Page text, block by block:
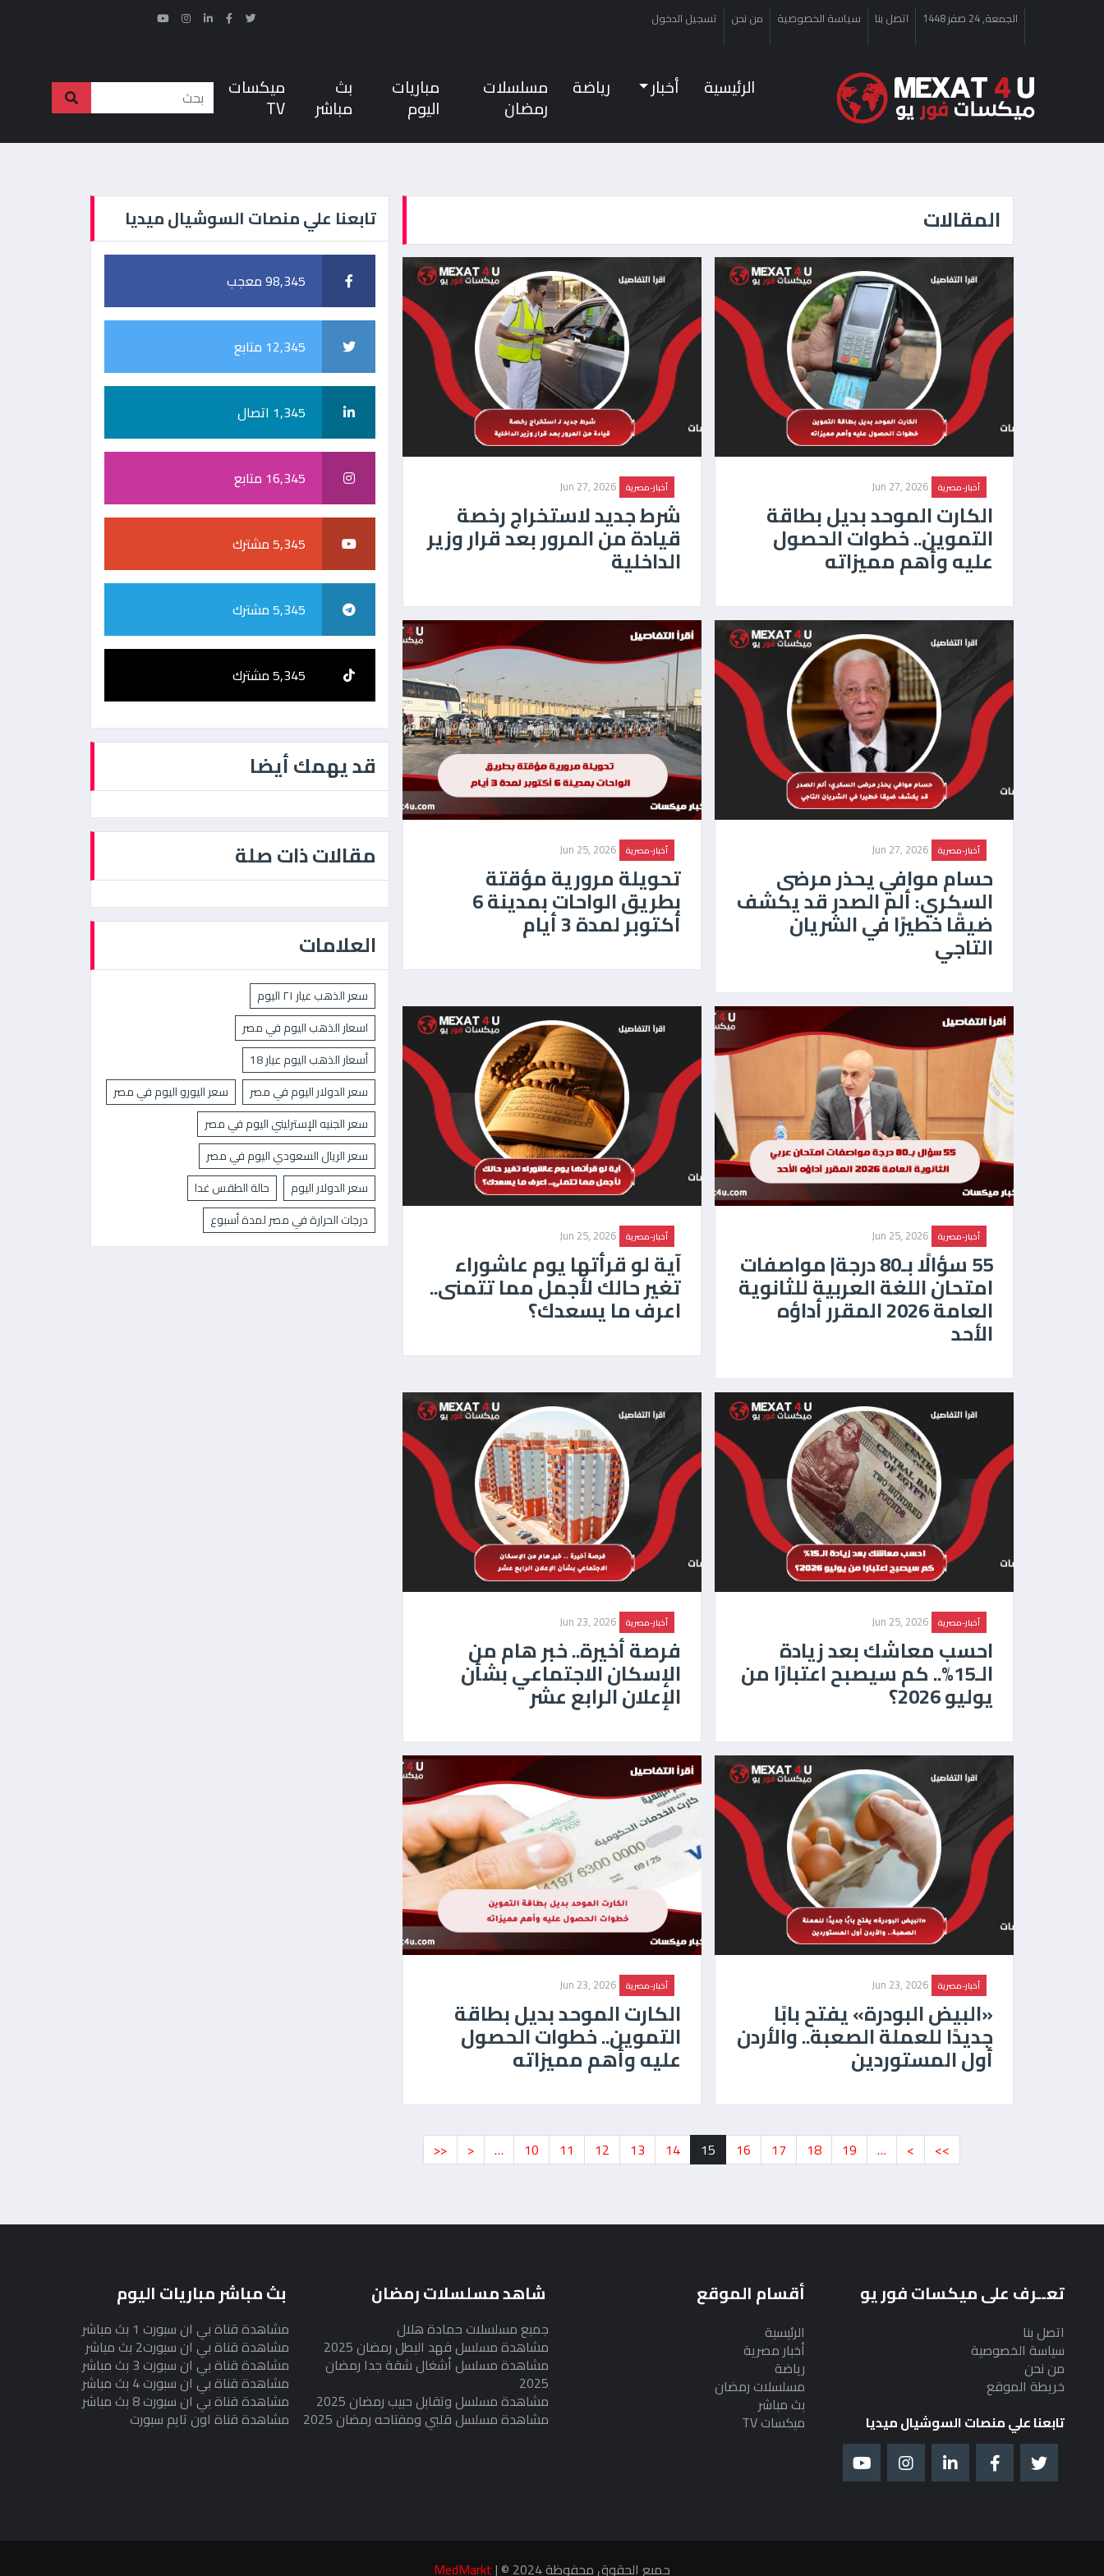
الجمعة, 24 صفر 1448 اتصل بنا سياسة الخصوصية من نحن تسجيل الدخول
الرئيسية أخبار رياضة مسلسلات
رمضان
مباريات
اليوم
بث
مباشر
ميكسات
TV
المقالات
أخبار-مصرية Jun 27, 2026
الكارت الموحد بديل بطاقة
التموين.. خطوات الحصول
عليه وأهم مميزاته
أخبار-مصرية Jun 27, 2026
شرط جديد لاستخراج رخصة
قيادة من المرور بعد قرار وزير
الداخلية
أخبار-مصرية Jun 27, 2026
حسام موافي يحذر مرضى
السكري: ألم الصدر قد يكشف
ضيقًا خطيرًا في الشريان
التاجي
أخبار-مصرية Jun 25, 2026
تحويلة مرورية مؤقتة
بطريق الواحات بمدينة 6
أكتوبر لمدة 3 أيام
أخبار-مصرية Jun 25, 2026
55 سؤالًا بـ80 درجة| مواصفات
امتحان اللغة العربية للثانوية
العامة 2026 المقرر أداؤه
الأحد
أخبار-مصرية Jun 25, 2026
آية لو قرأتها يوم عاشوراء
تغير حالك لأجمل مما تتمنى..
اعرف ما يسعدك؟
أخبار-مصرية Jun 25, 2026
احسب معاشك بعد زيادة
الـ15%.. كم سيصبح اعتبارًا من
يوليو 2026؟
أخبار-مصرية Jun 23, 2026
فرصة أخيرة.. خبر هام من
الإسكان الاجتماعي بشأن
الإعلان الرابع عشر
أخبار-مصرية Jun 23, 2026
«البيض البودرة» يفتح بابًا
جديدًا للعملة الصعبة.. والأردن
أول المستوردين
أخبار-مصرية Jun 23, 2026
الكارت الموحد بديل بطاقة
التموين.. خطوات الحصول
عليه وأهم مميزاته
<< < … 10 11 12 13 14 15 16 17 18 19 … > >>
تابعنا علي منصات السوشيال ميديا
98,345 معجب
12,345 متابع
1,345 اتصال
16,345 متابع
5,345 مشترك
5,345 مشترك
5,345 مشترك
قد يهمك أيضا
مقالات ذات صلة
العلامات
سعر الذهب عيار ٢١ اليوم
اسعار الذهب اليوم في مصر
أسعار الذهب اليوم عيار 18
سعر الدولار اليوم في مصر
سعر اليورو اليوم في مصر
سعر الجنيه الإسترليني اليوم في مصر
سعر الريال السعودي اليوم في مصر
سعر الدولار اليوم
حالة الطقس غدا
درجات الحرارة في مصر لمدة أسبوع
تعــرف على ميكسات فور يو
اتصل بنا
سياسة الخصوصية
من نحن
خريطة الموقع
تابعنا علي منصات السوشيال ميديا
أقسام الموقع
الرئيسية
أخبار مصرية
رياضة
مسلسلات رمضان
بث مباشر
ميكسات TV
شاهد مسلسلات رمضان
جميع مسلسلات حمادة هلال
مشاهدة مسلسل فهد البطل رمضان 2025
مشاهدة مسلسل أشغال شقة جدا رمضان
2025
مشاهدة مسلسل وتقابل حبيب رمضان 2025
مشاهدة مسلسل قلبي ومفتاحه رمضان 2025
بث مباشر مباريات اليوم
مشاهدة قناة بي ان سبورت 1 بث مباشر
مشاهدة قناة بي ان سبورت2 بث مباشر
مشاهدة قناة بي ان سبورت 3 بث مباشر
مشاهدة قناة بي ان سبورت 4 بث مباشر
مشاهدة قناة بي ان سبورت 8 بث مباشر
مشاهدة قناة اون تايم سبورت
جميع الحقوق محفوظة 2024 © | MedMarkt